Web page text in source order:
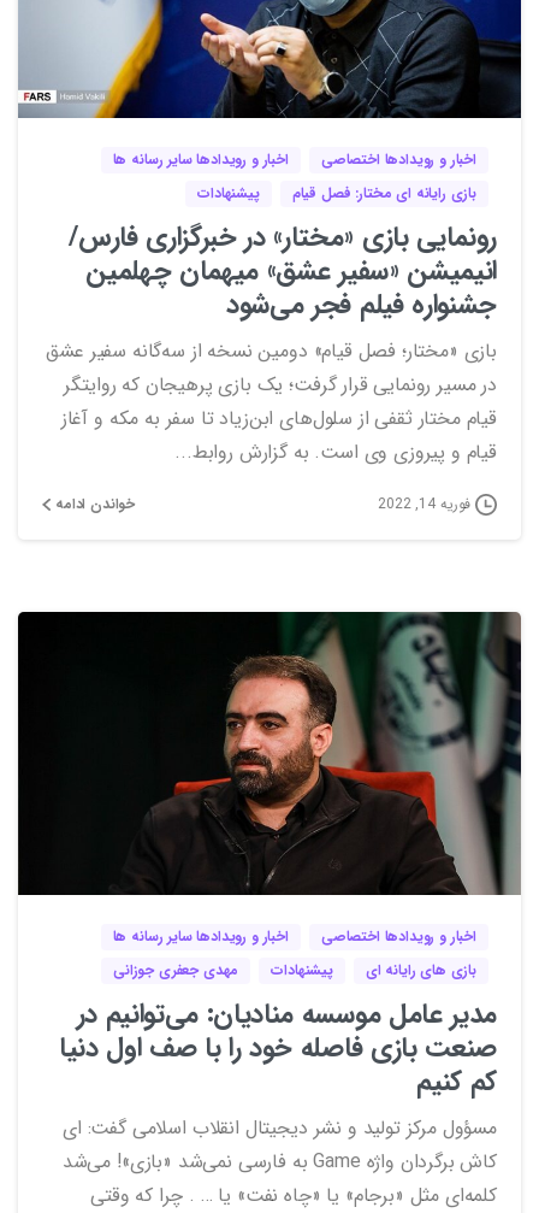
0
اخبار و رویدادها اختصاصی
اخبار و رویدادها سایر رسانه ها
بازی رایانه ای مختار: فصل قیام
پیشنهادات
رونمایی بازی «مختار» در خبرگزاری فارس/
انیمیشن «سفیر عشق» میهمان چهلمین
جشنواره فیلم فجر می‌شود
بازی «مختار؛ فصل قیام» دومین نسخه از سه‌گانه سفیر عشق
در مسیر رونمایی قرار گرفت؛ یک بازی پرهیجان که روایتگر
قیام مختار ثقفی از سلول‌های ابن‌زیاد تا سفر به مکه و آغاز
قیام و پیروزی وی است. به گزارش روابط...
فوریه 14, 2022 خواندن ادامه
اخبار و رویدادها اختصاصی
اخبار و رویدادها سایر رسانه ها
بازی های رایانه ای
پیشنهادات مهدی جعفری جوزانی
مدیر عامل موسسه منادیان: می‌توانیم در
صنعت بازی فاصله خود را با صف اول دنیا
کم کنیم
مسؤول مرکز تولید و نشر دیجیتال انقلاب اسلامی گفت: ای
کاش برگردان واژه Game به فارسی نمی‌شد «بازی»! می‌شد
کلمه‌ای مثل «برجام» یا «چاه نفت» یا … . چرا که وقتی